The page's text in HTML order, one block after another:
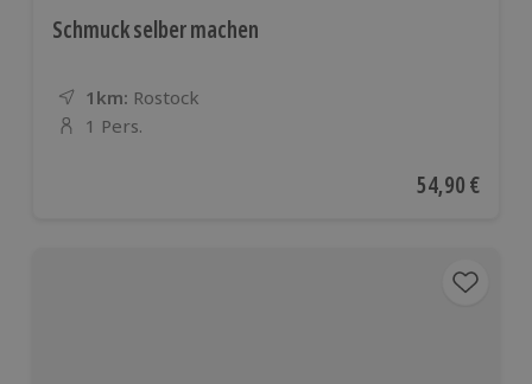
Schmuck selber machen
1km: Entfernung
Standort
Rostock
Anzahl der Teilnehmer
1 Pers.
Aktueller
54,90 €